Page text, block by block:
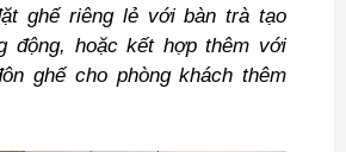
ghế riêng lẻ với bàn trà tạo
động, hoặc kết hợp thêm với
ghế cho phòng khách thêm